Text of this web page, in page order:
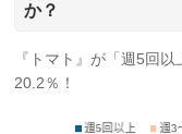
か？
『トマト』が「週5回
20.2％！